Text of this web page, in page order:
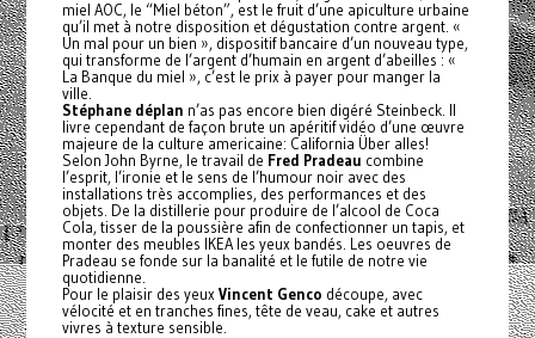
miel AOC, le “Miel béton”, est le fruit d’une apiculture urbaine
qu’il met à notre disposition et dégustation contre argent. «
Un mal pour un bien », dispositif bancaire d’un nouveau type,
qui transforme de l’argent d’humain en argent d’abeilles : «
La Banque du miel », c’est le prix à payer pour manger la
ville.
Stéphane déplan n’as pas encore bien digéré Steinbeck. Il
livre cependant de façon brute un apéritif vidéo d’une œuvre
majeure de la culture americaine: California Über alles!
Selon John Byrne, le travail de Fred Pradeau combine
l’esprit, l’ironie et le sens de l’humour noir avec des
installations très accomplies, des performances et des
objets. De la distillerie pour produire de l’alcool de Coca
Cola, tisser de la poussière afin de confectionner un tapis, et
monter des meubles IKEA les yeux bandés. Les oeuvres de
Pradeau se fonde sur la banalité et le futile de notre vie
quotidienne.
Pour le plaisir des yeux Vincent Genco découpe, avec
vélocité et en tranches fines, tête de veau, cake et autres
vivres à texture sensible.